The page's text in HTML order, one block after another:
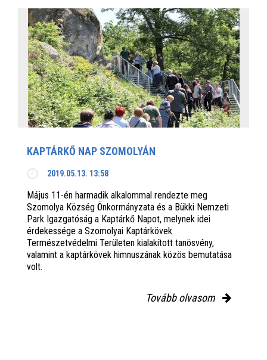
KAPTÁRKŐ NAP SZOMOLYÁN
2019.05.13. 13:58
Május 11-én harmadik alkalommal rendezte meg
Szomolya Község Önkormányzata és a Bükki Nemzeti
Park Igazgatóság a Kaptárkő Napot, melynek idei
érdekessége a Szomolyai Kaptárkövek
Természetvédelmi Területen kialakított tanösvény,
valamint a kaptárkövek himnuszának közös bemutatása
volt.
Tovább olvasom